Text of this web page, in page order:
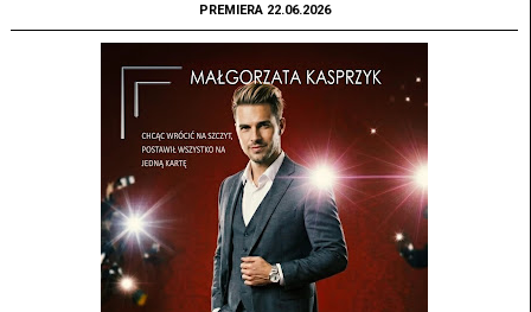
PREMIERA 22.06.2026